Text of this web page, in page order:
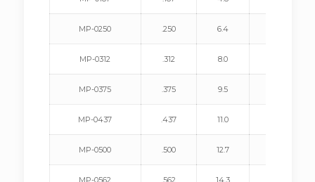
MP-0250 .250 6.4
MP-0312 .312 8.0
MP-0375 .375 9.5
MP-0437 .437 11.0
MP-0500 .500 12.7